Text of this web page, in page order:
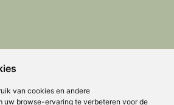
van cookies en andere
uw browse-ervaring te verbeteren voor de